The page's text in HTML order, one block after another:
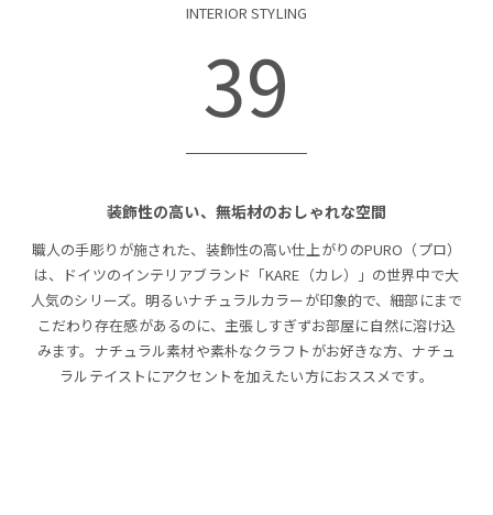
INTERIOR STYLING
39
装飾性の高い、無垢材のおしゃれな空間
職人の手彫りが施された、装飾性の高い仕上がりのPURO（プロ）
は、ドイツのインテリアブランド「KARE（カレ）」の世界中で大
人気のシリーズ。明るいナチュラルカラーが印象的で、細部にまで
こだわり存在感があるのに、主張しすぎずお部屋に自然に溶け込
みます。ナチュラル素材や素朴なクラフトがお好きな方、ナチュ
ラルテイストにアクセントを加えたい方におススメです。